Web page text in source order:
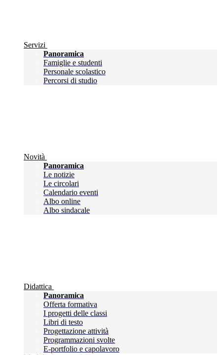
Servizi
Panoramica
Famiglie e studenti
Personale scolastico
Percorsi di studio
Novità
Panoramica
Le notizie
Le circolari
Calendario eventi
Albo online
Albo sindacale
Didattica
Panoramica
Offerta formativa
I progetti delle classi
Libri di testo
Progettazione attività
Programmazioni svolte
E-portfolio e capolavoro